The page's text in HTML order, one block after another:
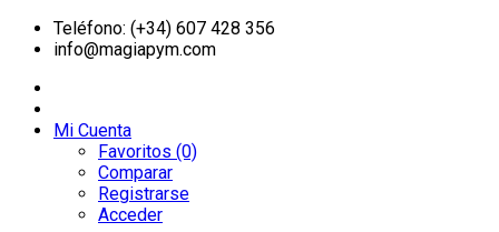
Teléfono: (+34) 607 428 356
info@magiapym.com
Mi Cuenta
Favoritos (0)
Comparar
Registrarse
Acceder